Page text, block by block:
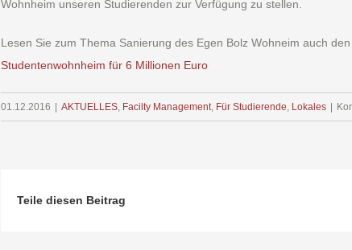
Wohnheim unseren Studierenden zur Verfügung zu stellen.
Lesen Sie zum Thema Sanierung des Egen Bolz Wohneim auch
Studentenwohnheim für 6 Millionen Euro
01.12.2016 | AKTUELLES, Facilty Management, Für Studierende Lokales |
Teile diesen Beitrag